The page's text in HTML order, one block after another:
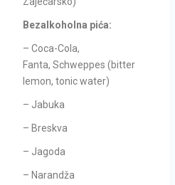
Bezalkoholna pića:
– Coca-Cola,
Fanta, Schweppes (bitter
lemon, tonic water)
– Jabuka
– Breskva
– Jagoda
– Narandža